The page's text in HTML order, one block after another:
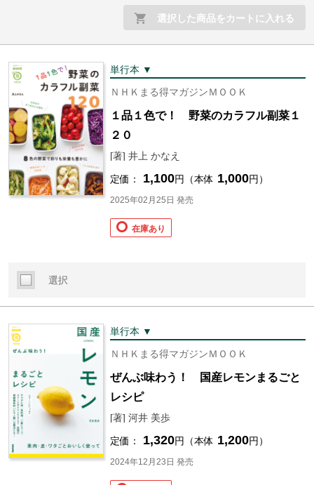
選択した商品をカートに入れる
単行本 ▼
ＮＨＫまる得マガジンＭＯＯＫ
１品１色で！ 野菜のカラフル副菜１
２０
[著] 井上 かなえ
定価： 1,100円（本体 1,000円）
2025年02月25日 発売
在庫あり
選択
単行本 ▼
ＮＨＫまる得マガジンＭＯＯＫ
ぜんぶ味わう！ 国産レモンまるごと
レシピ
[著] 河井 美歩
定価： 1,320円（本体 1,200円）
2024年12月23日 発売